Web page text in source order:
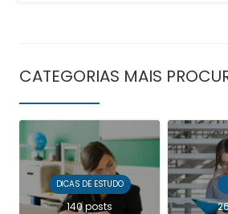
CATEGORIAS MAIS
DICAS DE ESTUDO
140 posts